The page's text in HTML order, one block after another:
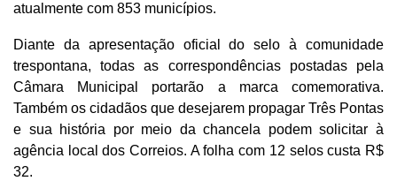
atualmente com 853 municípios.
Diante da apresentação oficial do selo à comunidade
trespontana, todas as correspondências postadas pela
Câmara Municipal portarão a marca comemorativa.
Também os cidadãos que desejarem propagar Três Pontas
e sua história por meio da chancela podem solicitar à
agência local dos Correios. A folha com 12 selos custa R$
32.